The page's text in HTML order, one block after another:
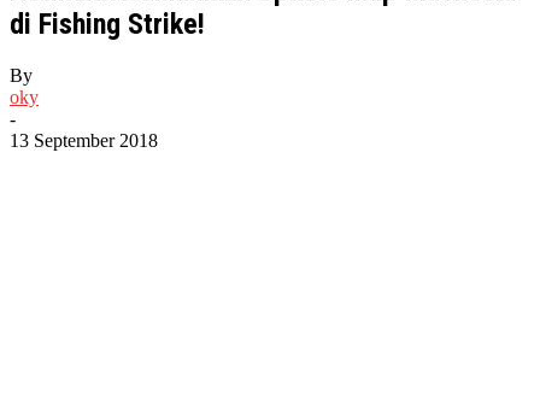
di Fishing Strike!
By
oky
-
13 September 2018